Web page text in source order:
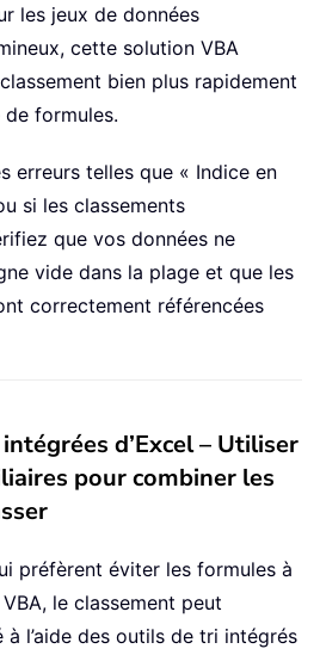
les jeux de données
cette solution VBA
bien plus rapidement
formules.
erreurs telles que « Indice en
si les classements
que vos données ne
vide dans la plage et que les
correctement référencées
d’Excel – Utiliser
pour combiner les
préfèrent éviter les formules à
le classement peut
l’aide des outils de tri intégrés